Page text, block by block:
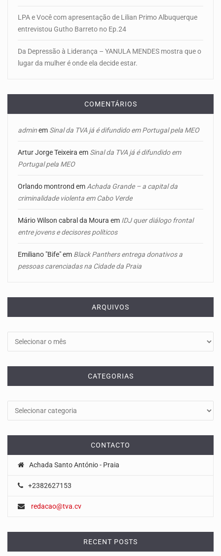
LPA e Você com apresentação de Lilian Primo Albuquerque
entrevistou Gutho Barreto no Ep.24
Da Depressão à Liderança – YANULA MENDES mostra que o
lugar da mulher é onde ela decide estar.
COMENTÁRIOS
adminem Sinal da TVA já é difundido em Portugal pela MEO
Artur Jorge Teixeira em Sinal da TVA já é difundido em
Portugal pela MEO
Orlando montrond em Achada Grande – a capital da
criminalidade violenta em Cabo Verde
Mário Wilson cabral da Moura em IDJ quer diálogo frontal
entre jovens e decisores políticos
Emiliano "Bife"em Black Panthers entrega donativos a
pessoas carenciadas na Cidade da Praia
ARQUIVOS
CATEGORIAS
CONTACTO
Achada Santo António - Praia
+2382627153
redacao@tva.cv
RECENT POSTS